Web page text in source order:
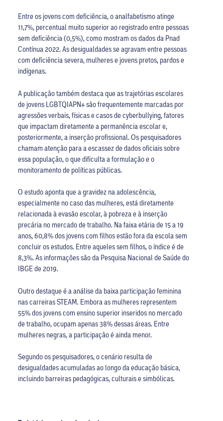
Entre os jovens com deficiência, o analfabetismo atinge
11,7%, percentual muito superior ao registrado entre pessoas
sem deficiência (0,5%), como mostram os dados da Pnad
Contínua 2022. As desigualdades se agravam entre pessoas
com deficiência severa, mulheres e jovens pretos, pardos e
indígenas.
A publicação também destaca que as trajetórias escolares
de jovens LGBTQIAPN+ são frequentemente marcadas por
agressões verbais, físicas e casos de cyberbullying, fatores
que impactam diretamente a permanência escolar e,
posteriormente, a inserção profissional. Os pesquisadores
chamam atenção para a escassez de dados oficiais sobre
essa população, o que dificulta a formulação e o
monitoramento de políticas públicas.
O estudo aponta que a gravidez na adolescência,
especialmente no caso das mulheres, está diretamente
relacionada à evasão escolar, à pobreza e à inserção
precária no mercado de trabalho. Na faixa etária de 15 a 19
anos, 60,8% dos jovens com filhos estão fora da escola sem
concluir os estudos. Entre aqueles sem filhos, o índice é de
8,3%. As informações são da Pesquisa Nacional de Saúde do
IBGE de 2019.
Outro destaque é a análise da baixa participação feminina
nas carreiras STEAM. Embora as mulheres representem
55% dos jovens com ensino superior inseridos no mercado
de trabalho, ocupam apenas 38% dessas áreas. Entre
mulheres negras, a participação é ainda menor.
Segundo os pesquisadores, o cenário resulta de
desigualdades acumuladas ao longo da educação básica,
incluindo barreiras pedagógicas, culturais e simbólicas.